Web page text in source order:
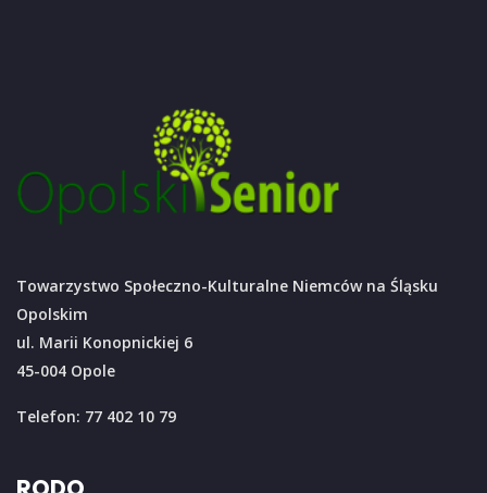
Towarzystwo Społeczno-Kulturalne Niemców na Śląsku
Opolskim
ul. Marii Konopnickiej 6
45-004 Opole
Telefon: 77 402 10 79